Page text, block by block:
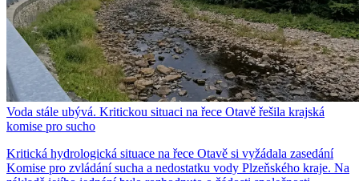
Voda stále ubývá. Kritickou situaci na řece Otavě řešila krajská
komise pro sucho
Kritická hydrologická situace na řece Otavě si vyžádala zasedání
Komise pro zvládání sucha a nedostatku vody Plzeňského kraje. Na